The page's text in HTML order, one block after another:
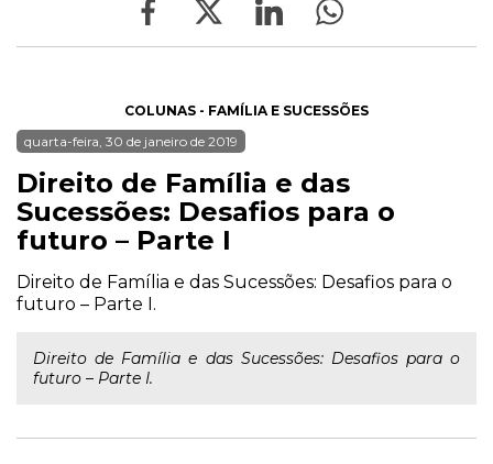
COLUNAS - FAMÍLIA E SUCESSÕES
quarta-feira, 30 de janeiro de 2019
Direito de Família e das
Sucessões: Desafios para o
futuro – Parte I
Direito de Família e das Sucessões: Desafios para o
futuro – Parte I.
Direito de Família e das Sucessões: Desafios para o
futuro – Parte I.